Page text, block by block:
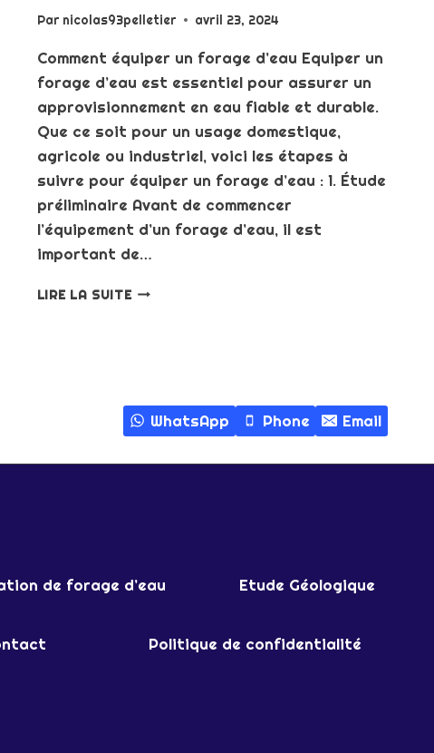
Par nicolas93pelletier avril 23, 2024
Comment équiper un forage d’eau Equiper un
forage d’eau est essentiel pour assurer un
approvisionnement en eau fiable et durable.
Que ce soit pour un usage domestique,
agricole ou industriel, voici les étapes à
suivre pour équiper un forage d’eau : 1. Étude
préliminaire Avant de commencer
l’équipement d’un forage d’eau, il est
important de…
LIRE LA SUITEÉQUIPER
POUR
UN
FIABLE
WhatsApp Phone Email
de forage d’eau Etude Géologique
Politique de confidentialité